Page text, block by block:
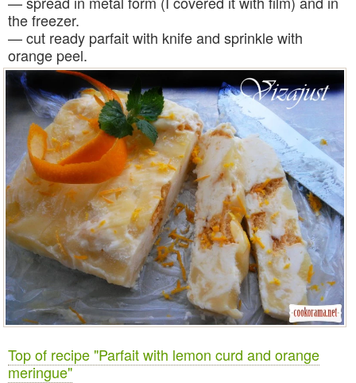
the freezer.
— cut ready parfait with knife and sprinkle with
orange peel.
Top of recipe "Parfait with lemon curd and orange
meringue"